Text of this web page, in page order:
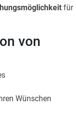
für
von
Wünschen